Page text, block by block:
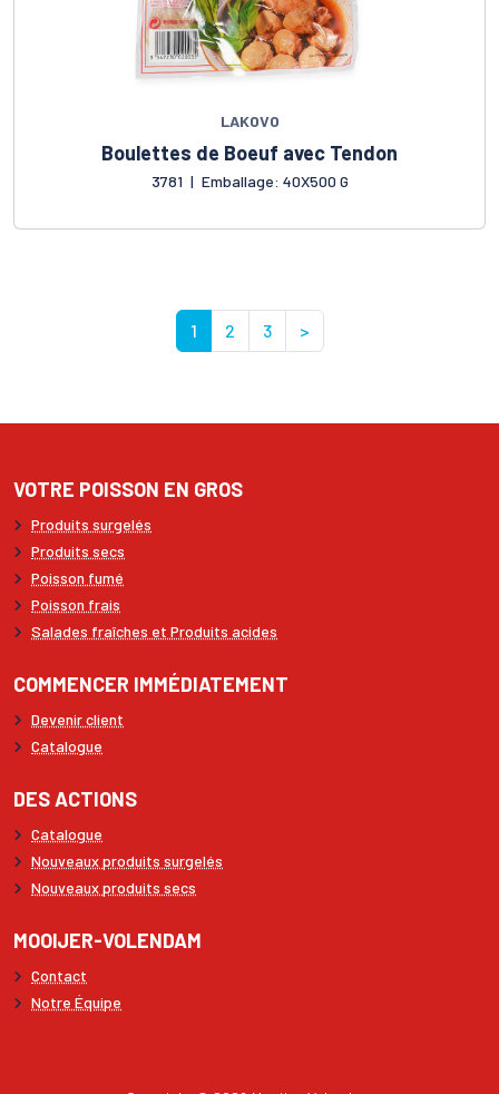
LAKOVO
Boulettes de Boeuf avec Tendon
3781 | Emballage: 40X500 G
1 2 3 >
VOTRE POISSON EN GROS
Produits surgelés
Produits secs
Poisson fumé
Poisson frais
Salades fraîches et Produits acides
COMMENCER IMMÉDIATEMENT
Devenir client
Catalogue
DES ACTIONS
Catalogue
Nouveaux produits surgelés
Nouveaux produits secs
MOOIJER-VOLENDAM
Contact
Notre Équipe